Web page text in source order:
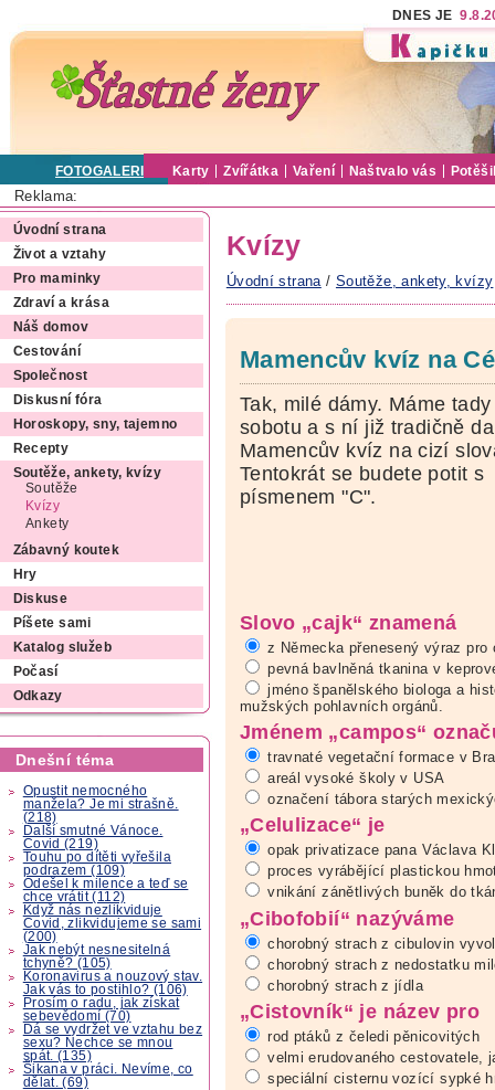
DNES JE
FOTOGALERIE Karty Zvířátka Vaření Naštvalo vás
Reklama:
Úvodní strana
Život a vztahy
Pro maminky
Zdraví a krása
Náš domov
Cestování
Společnost
Diskusní fóra
Horoskopy, sny, tajemno
Recepty
Soutěže, ankety, kvízy
Soutěže
Kvízy
Ankety
Zábavný koutek
Hry
Diskuse
Píšete sami
Katalog služeb
Počasí
Odkazy
Dnešní téma
Opustit nemocného
manžela? Je mi strašně.
(218)
Další smutné Vánoce.
Covid (219)
Touhu po dítěti vyřešila
podrazem (109)
Odešel k milence a teď se
chce vrátit (112)
Když nás nezlikviduje
Covid, zlikvidujeme se sami
(200)
Jak nebýt nesnesitelná
tchyně? (105)
Koronavirus a nouzový stav.
Jak vás to postihlo? (106)
Prosím o radu, jak získat
sebevědomí (70)
Dá se vydržet ve vztahu bez
sexu? Nechce se mnou
spát. (135)
Šikana v práci. Nevíme, co
dělat. (69)
Kvízy
Úvodní strana / Soutěže, ankety, kvízy
Mamencův kvíz na
Tak, milé dámy. Máme tady
sobotu a s ní již tradičně
Mamencův kvíz na cizí
Tentokrát se budete potit s
písmenem "C".
Slovo „cajk“ znamená
z Německa přenesený výraz
pevná bavlněná tkanina v
jméno španělského biologa a
mužských pohlavních orgánů.
Jménem „campos“
travnaté vegetační formace v
areál vysoké školy v USA
označení tábora starých
„Celulizace“ je
opak privatizace pana Václava
proces vyrábějící plastickou
vnikání zánětlivých buněk do
„Cibofobií“ nazýváme
chorobný strach z cibulovin
chorobný strach z nedostatku
chorobný strach z jídla
„Cistovník“ je název pro
rod ptáků z čeledi pěnicovitých
velmi erudovaného cestovatele,
speciální cisternu vozící sypké